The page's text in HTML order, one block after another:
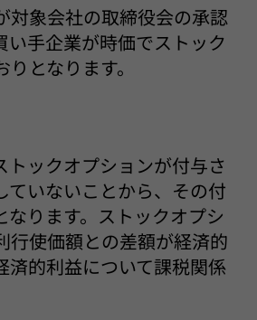
対象会社の取締役会の承認
手企業が時価でストック
となります。
ックオプションが付与さ
いないことから、その付
ります。ストックオプシ
行使価額との差額が経済的
的利益について課税関係